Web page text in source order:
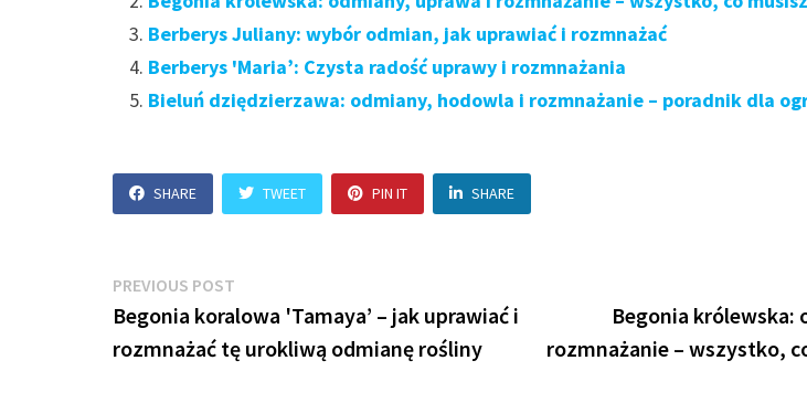
Berberys Juliany: wybór odmian, jak uprawiać i rozmnażać
Berberys 'Maria’: Czysta radość uprawy i rozmnażania
Bieluń dziędzierzawa: odmiany, hodowla i rozmnażanie – poradnik dla
SHARE TWEET PIN IT SHARE
Nawigacja
wpisu
PREVIOUS POST
post:
Begonia koralowa 'Tamaya’ – jak uprawiać i
rozmnażać tę urokliwą odmianę rośliny
Begonia królewska:
rozmnażanie – wszystko,